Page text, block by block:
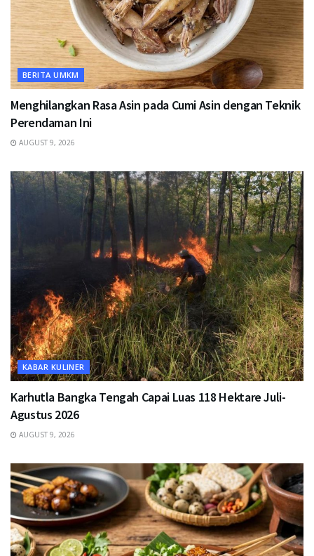
BERITA UMKM
Menghilangkan Rasa Asin pada Cumi Asin dengan Teknik
Perendaman Ini
AUGUST 9, 2026
KABAR KULINER
Karhutla Bangka Tengah Capai Luas 118 Hektare Juli-
Agustus 2026
AUGUST 9, 2026